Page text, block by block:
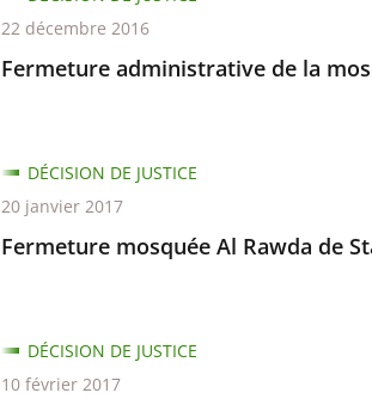
Fermeture administrative de la
22 décembre 2016
Fermeture mosquée Al Rawda de
DÉCISION DE JUSTICE
20 janvier 2017
DÉCISION DE JUSTICE
10 février 2017